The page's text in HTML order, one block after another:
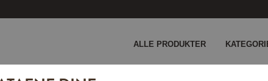
ALLE PRODUKTER